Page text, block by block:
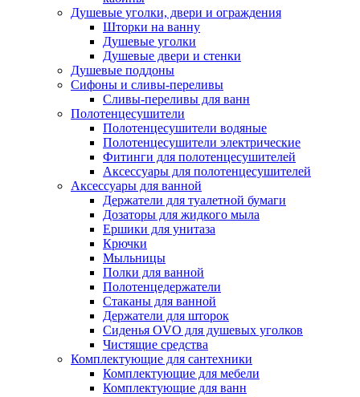
Душевые уголки, двери и ограждения
Шторки на ванну
Душевые уголки
Душевые двери и стенки
Душевые поддоны
Сифоны и сливы-переливы
Сливы-переливы для ванн
Полотенцесушители
Полотенцесушители водяные
Полотенцесушители электрические
Фитинги для полотенцесушителей
Аксессуары для полотенцесушителей
Аксессуары для ванной
Держатели для туалетной бумаги
Дозаторы для жидкого мыла
Ершики для унитаза
Крючки
Мыльницы
Полки для ванной
Полотенцедержатели
Стаканы для ванной
Держатели для шторок
Сиденья OVO для душевых уголков
Чистящие средства
Комплектующие для сантехники
Комплектующие для мебели
Комплектующие для ванн